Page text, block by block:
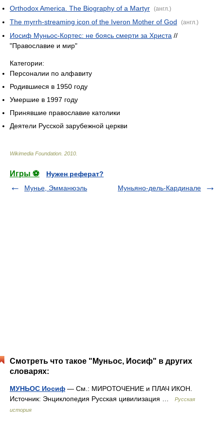
Orthodox America. The Biography of a Martyr (англ.)
The myrrh-streaming icon of the Iveron Mother of God (англ.)
Иосиф Муньос-Кортес: не боясь смерти за Христа //
"Православие и мир"
Категории:
Персоналии по алфавиту
Родившиеся в 1950 году
Умершие в 1997 году
Принявшие православие католики
Деятели Русской зарубежной церкви
Wikimedia Foundation 2010
Игры ⚽
Нужен реферат?
Мунье, Эмманюэль
Муньяно-дель-Кардинале
Смотреть что такое "Муньос, Иосиф" в других
словарях:
МУНЬОС Иосиф — См.: МИРОТОЧЕНИЕ и ПЛАЧ ИКОН.
Источник: Энциклопедия Русская цивилизация …
Русская
история